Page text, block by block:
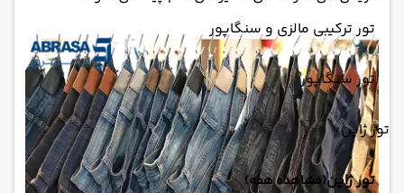
تور ترکیبی مالزی و سنگاپور
تور سنگاپور
تور ژاپن
تور ژاپن(مشاهده همه)